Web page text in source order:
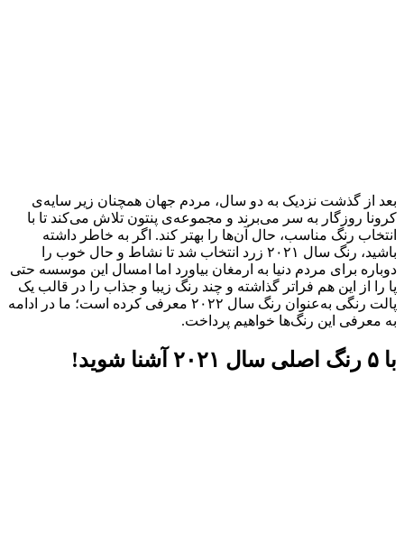
بعد از گذشت نزدیک به دو سال، مردم جهان همچنان زیر سایه‌ی
کرونا روزگار به سر می‌برند و مجموعه‌ی پنتون تلاش می‌کند تا با
انتخاب رنگ مناسب، حال آن‌ها را بهتر کند. اگر به خاطر داشته
باشید، رنگ سال ۲۰۲۱ زرد انتخاب شد تا نشاط و حال خوب را
دوباره برای مردم دنیا به ارمغان بیاورد اما امسال این موسسه حتی
پا را از این هم فراتر گذاشته و چند رنگ زیبا و جذاب را در قالب یک
پالت رنگی به‌عنوان رنگ سال ۲۰۲۲ معرفی کرده است؛ ما در ادامه
به معرفی این رنگ‌ها خواهیم پرداخت.
با ۵ رنگ اصلی سال ۲۰۲۱ آشنا شوید!